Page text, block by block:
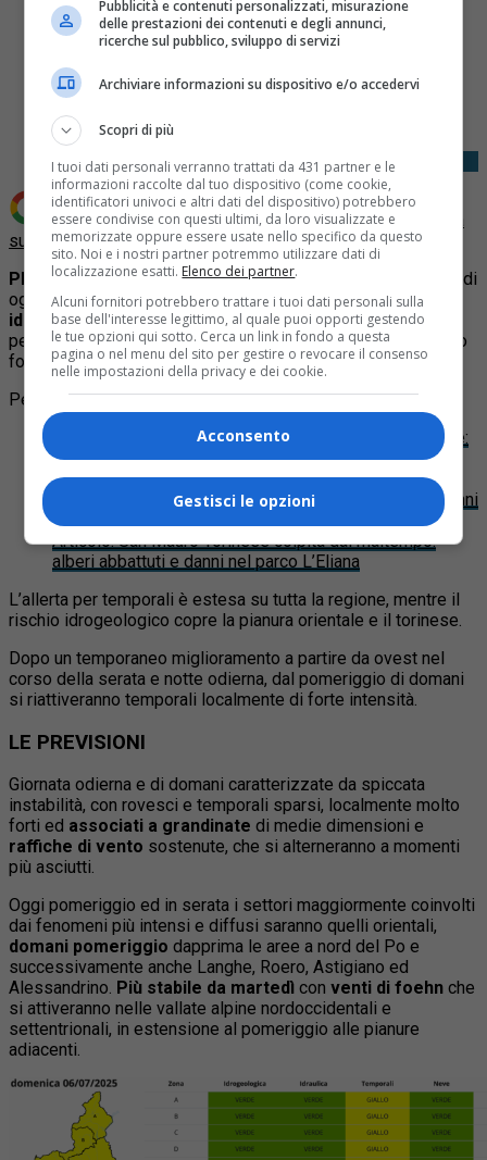
Share
Tweet
Aggiungi Quotidiano Piemontese come Fonte preferita
su Google
PIEMONTE–Arpa Piemonteavvisa che per il pomeriggio di
oggi, domenica 6 luglio, vige l’allerta gialla per rischio
idrogeologico legato ai temporali . Tempo molto instabile
per la seconda parte di oggi, con fenomeni localmente molto
forti sul settore orientale della regione.
Per approfondire:
Allerta gialla per temporali in tutto il Piemonte:
nel pomeriggio sono previsti fenomeni localmente
intensi
Chicchi di grandine grandi come albicocche: danni
nel Monregalese
Articolo: San Mauro Torinese colpita dal maltempo:
alberi abbattuti e danni nel parco L’Eliana
L’allerta per temporali è estesa su tutta la regione, mentre il
rischio idrogeologico copre la pianura orientale e il torinese.
Dopo un temporaneo miglioramento a partire da ovest nel
corso della serata e notte odierna, dal pomeriggio di domani
si riattiveranno temporali localmente di forte intensità.
LE PREVISIONI
Giornata odierna e di domani caratterizzate da spiccata
instabilità, con rovesci e temporali sparsi, localmente molto
forti ed associati a grandinate di medie dimensioni e
raffiche di vento sostenute, che si alterneranno a momenti
più asciutti.
Oggi pomeriggio ed in serata i settori maggiormente coinvolti
dai fenomeni più intensi e diffusi saranno quelli orientali,
domani pomeriggio dapprima le aree a nord del Po e
successivamente anche Langhe, Roero, Astigiano ed
Alessandrino. Più stabile da martedì con venti di foehn che
si attiveranno nelle vallate alpine nordoccidentali e
settentrionali, in estensione al pomeriggio alle pianure
adiacenti.
Pubblicità e contenuti personalizzati, misurazione
delle prestazioni dei contenuti e degli annunci,
ricerche sul pubblico, sviluppo di servizi
Archiviare informazioni su dispositivo e/o accedervi
Scopri di più
I tuoi dati personali verranno trattati da 431 partner e le
informazioni raccolte dal tuo dispositivo (come cookie,
identificatori univoci e altri dati del dispositivo) potrebbero
essere condivise con questi ultimi, da loro visualizzate e
memorizzate oppure essere usate nello specifico da questo
sito. Noi e i nostri partner potremmo utilizzare dati di
localizzazione esatti. Elenco dei partner.
Alcuni fornitori potrebbero trattare i tuoi dati personali sulla
base dell'interesse legittimo, al quale puoi opporti gestendo
le tue opzioni qui sotto. Cerca un link in fondo a questa
pagina o nel menu del sito per gestire o revocare il consenso
nelle impostazioni della privacy e dei cookie.
Acconsento
Gestisci le opzioni